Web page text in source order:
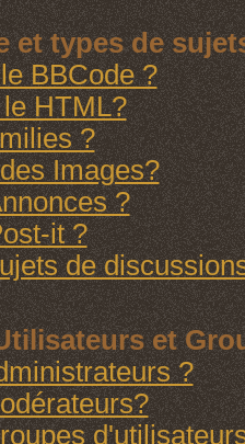
et types de
BBCode ?
HTML?
?
Images?
?
it ?
de
et
?